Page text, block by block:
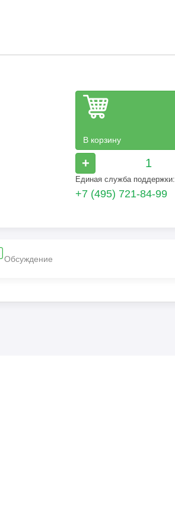
В корзину
+
Единая служба поддержки:
+7 (495) 721-84-99
Обсуждение